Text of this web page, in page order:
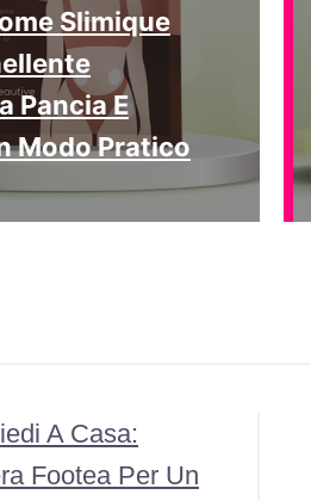
Slimique
Pancia E
Modo Pratico
A Casa:
Footea Per Un